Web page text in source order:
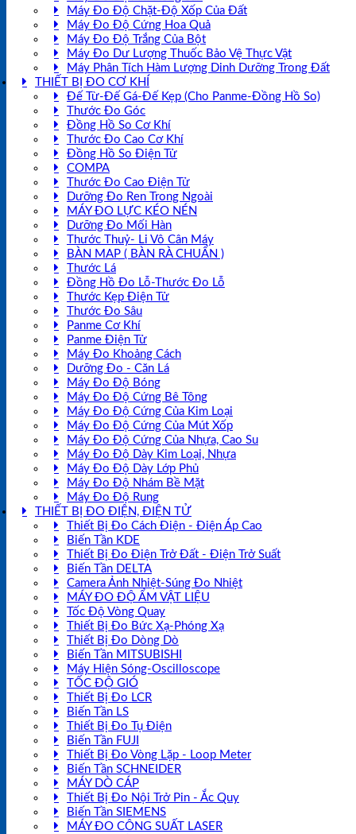
Máy Đo Độ Chặt-Độ Xốp Của Đất
Máy Đo Độ Cứng Hoa Quả
Máy Đo Độ Trắng Của Bột
Máy Đo Dư Lượng Thuốc Bảo Vệ Thực Vật
Máy Phân Tích Hàm Lượng Dinh Dưỡng Trong Đất
THIẾT BỊ ĐO CƠ KHÍ
Đế Từ-Đế Gá-Đế Kẹp (Cho Panme-Đồng Hồ So)
Thước Đo Góc
Đồng Hồ So Cơ Khí
Thước Đo Cao Cơ Khí
Đồng Hồ So Điện Tử
COMPA
Thước Đo Cao Điện Tử
Dưỡng Đo Ren Trong Ngoài
MÁY ĐO LỰC KÉO NÉN
Dưỡng Đo Mối Hàn
Thước Thuỷ- Li Vô Cân Máy
BÀN MAP ( BÀN RÀ CHUẨN )
Thước Lá
Đồng Hồ Đo Lỗ-Thước Đo Lỗ
Thước Kẹp Điện Tử
Thước Đo Sâu
Panme Cơ Khí
Panme Điện Tử
Máy Đo Khoảng Cách
Dưỡng Đo - Căn Lá
Máy Đo Độ Bóng
Máy Đo Độ Cứng Bê Tông
Máy Đo Độ Cứng Của Kim Loại
Máy Đo Độ Cứng Của Mút Xốp
Máy Đo Độ Cứng Của Nhựa, Cao Su
Máy Đo Độ Dày Kim Loại, Nhựa
Máy Đo Độ Dày Lớp Phủ
Máy Đo Độ Nhám Bề Mặt
Máy Đo Độ Rung
THIẾT BỊ ĐO ĐIỆN, ĐIỆN TỬ
Thiết Bị Đo Cách Điện - Điện Áp Cao
Biến Tần KDE
Thiết Bị Đo Điện Trở Đất - Điện Trở Suất
Biến Tần DELTA
Camera Ảnh Nhiệt-Súng Đo Nhiệt
MÁY ĐO ĐỘ ẨM VẬT LIỆU
Tốc Độ Vòng Quay
Thiết Bị Đo Bức Xạ-Phóng Xạ
Thiết Bị Đo Dòng Dò
Biến Tần MITSUBISHI
Máy Hiện Sóng-Oscilloscope
TỐC ĐỘ GIÓ
Thiết Bị Đo LCR
Biến Tần LS
Thiết Bị Đo Tụ Điện
Biến Tần FUJI
Thiết Bị Đo Vòng Lặp - Loop Meter
Biến Tần SCHNEIDER
MÁY DÒ CÁP
Thiết Bị Đo Nội Trở Pin - Ắc Quy
Biến Tần SIEMENS
MÁY ĐO CÔNG SUẤT LASER